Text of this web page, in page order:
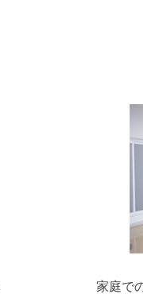
家庭で